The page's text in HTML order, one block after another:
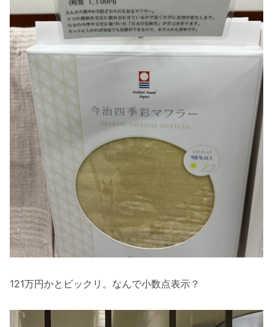
121万円かとビックリ。なんで小数点表示？